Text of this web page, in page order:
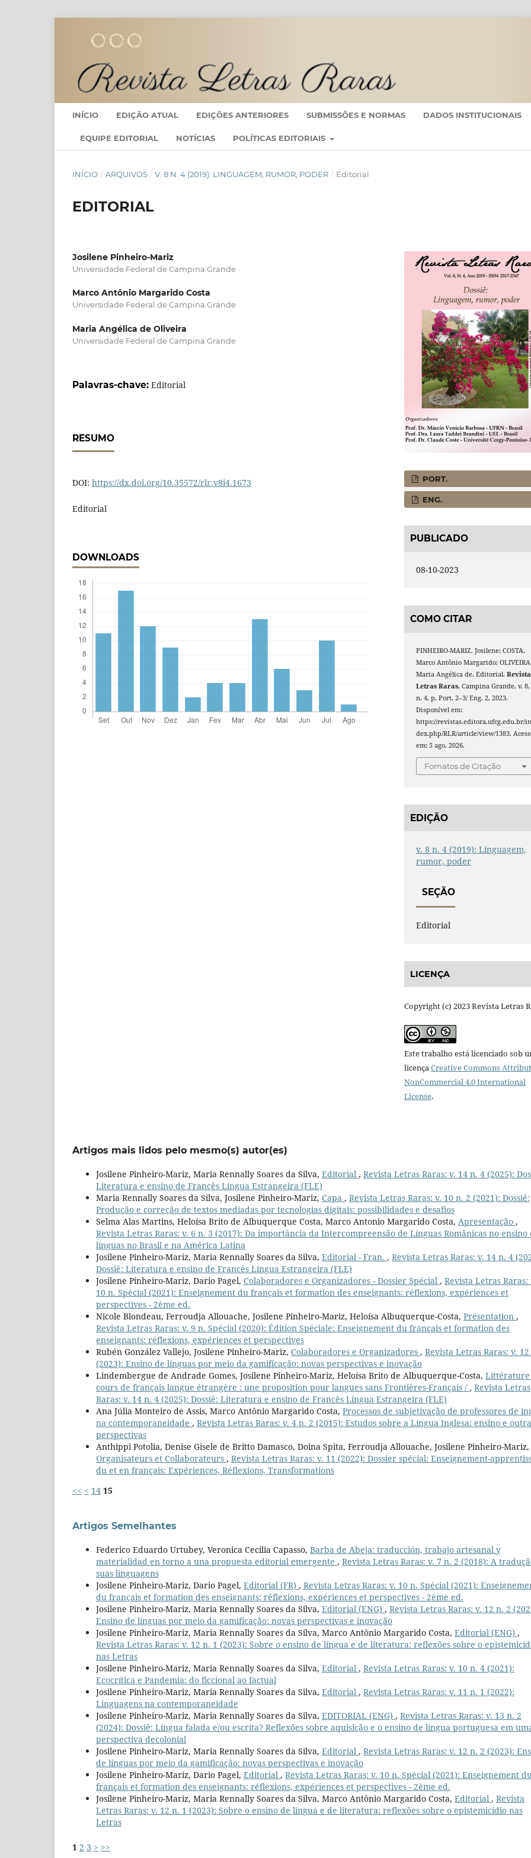
INÍCIO EDIÇÃO ATUAL EDIÇÕES ANTERIORES SUBMISSÕES E NORMAS DADOS INSTITUCIONAIS
EQUIPE EDITORIAL NOTÍCIAS POLÍTICAS EDITORIAIS
INÍCIO / ARQUIVOS / V. 8 N. 4 (2019): LINGUAGEM, RUMOR, PODER / Editorial
EDITORIAL
Josilene Pinheiro-Mariz
Universidade Federal de Campina Grande
Marco Antônio Margarido Costa
Universidade Federal de Campina Grande
Maria Angélica de Oliveira
Universidade Federal de Campina Grande
Palavras-chave: Editorial
RESUMO
DOI: https://dx.doi.org/10.35572/rlr.v8i4.1673
Editorial
DOWNLOADS
PORT.
ENG.
PUBLICADO
08-10-2023
COMO CITAR
PINHEIRO-MARIZ, Josilene; COSTA,
Marco Antônio Margarido; OLIVEIRA,
Maria Angélica de. Editorial.Revista
Letras Raras, Campina Grande, v. 8,
n. 4, p. Port. 2–3/ Eng. 2, 2023.
Disponível em:
https://revistas.editora.ufcg.edu.br/in
dex.php/RLR/article/view/1383.
em: 5 ago. 2026.
Fomatos de Citação
EDIÇÃO
v. 8 n. 4 (2019): Linguagem,
rumor, poder
SEÇÃO
Editorial
LICENÇA
Copyright (c) 2023 Revista Letras
Este trabalho está licenciado sob
licençaCreative Commons
NonCommercial 4.0 International
License.
Artigos mais lidos pelo mesmo(s) autor(es)
Josilene Pinheiro-Mariz, Maria Rennally Soares da Silva, Editorial , Revista Letras Raras: v. 14 n. 4 (2025):
Literatura e ensino de Francês Língua Estrangeira (FLE)
Maria Rennally Soares da Silva, Josilene Pinheiro-Mariz, Capa , Revista Letras Raras: v. 10 n. 2 (2021): Dossiê:
Produção e correção de textos mediadas por tecnologias digitais: possibilidades e desafios
Selma Alas Martins, Heloísa Brito de Albuquerque Costa, Marco Antonio Margarido Costa, Apresentação ,
Revista Letras Raras: v. 6 n. 3 (2017): Da importância da Intercompreensão de Línguas Românicas no ensino
línguas no Brasil e na América Latina
Josilene Pinheiro-Mariz, Maria Rennally Soares da Silva, Editorial - Fran. , Revista Letras Raras: v. 14 n. 4
Dossiê: Literatura e ensino de Francês Língua Estrangeira (FLE)
Josilene Pinheiro-Mariz, Dario Pagel, Colaboradores e Organizadores - Dossier Spécial , Revista Letras Raras:
10 n. Spécial (2021): Enseignement du français et formation des enseignants: réflexions, expériences et
perspectives - 2ème ed.
Nicole Blondeau, Ferroudja Allouache, Josilene Pinheiro-Mariz, Heloísa Albuquerque-Costa, Présentation ,
Revista Letras Raras: v. 9 n. Spécial (2020): Édition Spéciale: Enseignement du français et formation des
enseignants: réflexions, expériences et perspectives
Rubén González Vallejo, Josilene Pinheiro-Mariz, Colaboradores e Organizadores , Revista Letras Raras: v.
(2023): Ensino de línguas por meio da gamificação: novas perspectivas e inovação
Lindembergue de Andrade Gomes, Josilene Pinheiro-Mariz, Heloísa Brito de Albuquerque-Costa, Littérature
cours de français langue étrangère : une proposition pour langues sans Frontières-Français / , Revista Letras
Raras: v. 14 n. 4 (2025): Dossiê: Literatura e ensino de Francês Língua Estrangeira (FLE)
Ana Júlia Monteiro de Assis, Marco Antônio Margarido Costa, Processos de subjetivação de professores de
na contemporaneidade , Revista Letras Raras: v. 4 n. 2 (2015): Estudos sobre a Língua Inglesa: ensino e
perspectivas
Anthippi Potolia, Denise Gisele de Britto Damasco, Doina Spita, Ferroudja Allouache, Josilene Pinheiro-Mariz,
Organisateurs et Collaborateurs , Revista Letras Raras: v. 11 (2022): Dossier spécial: Enseignement-
du et en français: Expériences, Réflexions, Transformations
<< < 14 15
Artigos Semelhantes
Federico Eduardo Urtubey, Veronica Cecilia Capasso, Barba de Abeja: traducción, trabajo artesanal y
materialidad en torno a una propuesta editorial emergente , Revista Letras Raras: v. 7 n. 2 (2018): A
suas linguagens
Josilene Pinheiro-Mariz, Dario Pagel, Editorial (FR) , Revista Letras Raras: v. 10 n. Spécial (2021):
du français et formation des enseignants: réflexions, expériences et perspectives - 2ème ed.
Josilene Pinheiro-Mariz, Maria Rennally Soares da Silva, Editorial (ENG) , Revista Letras Raras: v. 12 n. 2
Ensino de línguas por meio da gamificação: novas perspectivas e inovação
Josilene Pinheiro-Mariz, Maria Rennally Soares da Silva, Marco Antônio Margarido Costa, Editorial (ENG) ,
Revista Letras Raras: v. 12 n. 1 (2023): Sobre o ensino de língua e de literatura: reflexões sobre o
nas Letras
Josilene Pinheiro-Mariz, Maria Rennally Soares da Silva, Editorial , Revista Letras Raras: v. 10 n. 4 (2021):
Ecocrítica e Pandemia: do ficcional ao factual
Josilene Pinheiro-Mariz, Maria Rennally Soares da Silva, Editorial , Revista Letras Raras: v. 11 n. 1 (2022):
Linguagens na contemporaneidade
Josilene Pinheiro-Mariz, Maria Rennally Soares da Silva, EDITORIAL (ENG) , Revista Letras Raras: v. 13 n. 2
(2024): Dossiê: Língua falada e/ou escrita? Reflexões sobre aquisição e o ensino de língua portuguesa em
perspectiva decolonial
Josilene Pinheiro-Mariz, Maria Rennally Soares da Silva, Editorial , Revista Letras Raras: v. 12 n. 2 (2023):
de línguas por meio da gamificação: novas perspectivas e inovação
Josilene Pinheiro-Mariz, Dario Pagel, Editorial , Revista Letras Raras: v. 10 n. Spécial (2021): Enseignement
français et formation des enseignants: réflexions, expériences et perspectives - 2ème ed.
Josilene Pinheiro-Mariz, Maria Rennally Soares da Silva, Marco Antônio Margarido Costa, Editorial , Revista
Letras Raras: v. 12 n. 1 (2023): Sobre o ensino de língua e de literatura: reflexões sobre o epistemicídio nas
Letras
1 2 3 > >>